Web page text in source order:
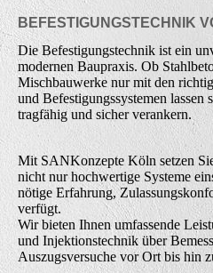
BEFESTIGUNGSTECHNIK
Die Befestigungstechnik ist ein
modernen Baupraxis. Ob
Mischbauwerke nur mit den
und Befestigungssystemen
tragfähig und sicher verankern.
Mit SANKonzepte Köln setzen
nicht nur hochwertige Systeme
nötige Erfahrung,
verfügt.
Wir bieten Ihnen umfassende
und Injektionstechnik über
Auszugsversuche vor Ort bis hin